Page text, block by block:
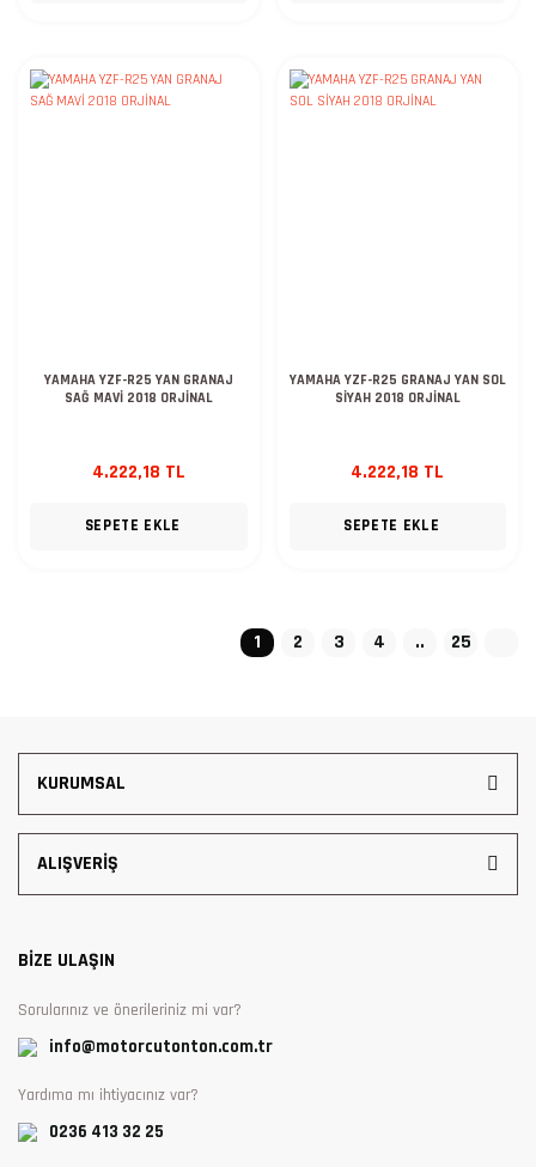
YAMAHA YZF-R25 YAN GRANAJ
SAĞ MAVİ 2018 ORJİNAL
4.222,18 TL
SEPETE EKLE
YAMAHA YZF-R25 GRANAJ YAN SOL
SİYAH 2018 ORJİNAL
4.222,18 TL
SEPETE EKLE
1 2 3 4 .. 25
KURUMSAL
ALIŞVERİŞ
BİZE ULAŞIN
Sorularınız ve önerileriniz mi var?
info@motorcutonton.com.tr
Yardıma mı ihtiyacınız var?
0236 413 32 25